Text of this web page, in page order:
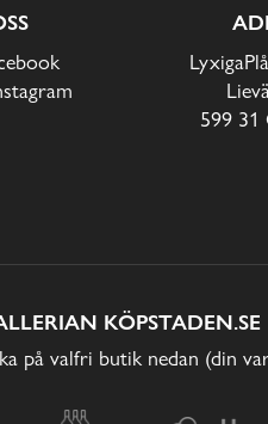
599 31
KÖPSTADEN.SE
på valfri butik nedan (din